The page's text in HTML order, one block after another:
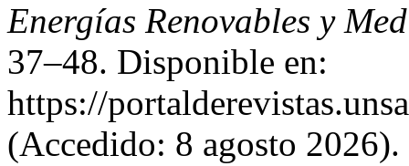
Energías Renovables y
37–48. Disponible en:
https://
(Accedido: 8 agosto 2026).